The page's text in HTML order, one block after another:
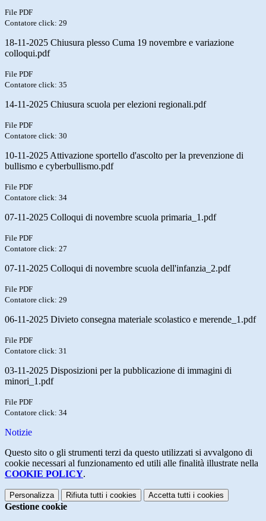
File PDF
Contatore click: 29
18-11-2025 Chiusura plesso Cuma 19 novembre e variazione
colloqui.pdf
File PDF
Contatore click: 35
14-11-2025 Chiusura scuola per elezioni regionali.pdf
File PDF
Contatore click: 30
10-11-2025 Attivazione sportello d'ascolto per la prevenzione di
bullismo e cyberbullismo.pdf
File PDF
Contatore click: 34
07-11-2025 Colloqui di novembre scuola primaria_1.pdf
File PDF
Contatore click: 27
07-11-2025 Colloqui di novembre scuola dell'infanzia_2.pdf
File PDF
Contatore click: 29
06-11-2025 Divieto consegna materiale scolastico e merende_1.pdf
File PDF
Contatore click: 31
03-11-2025 Disposizioni per la pubblicazione di immagini di
minori_1.pdf
File PDF
Contatore click: 34
Notizie
Questo sito o gli strumenti terzi da questo utilizzati si avvalgono di
cookie necessari al funzionamento ed utili alle finalità illustrate nella
COOKIE POLICY.
Personalizza Rifiuta tutti i cookies Accetta tutti i cookies
Gestione cookie